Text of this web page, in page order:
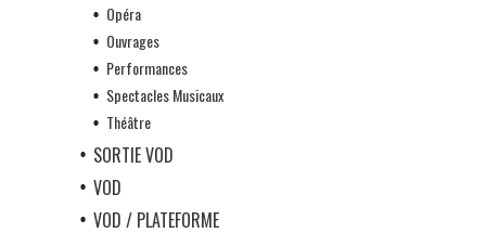
Opéra
Ouvrages
Performances
Spectacles Musicaux
Théâtre
SORTIE VOD
VOD
VOD / PLATEFORME